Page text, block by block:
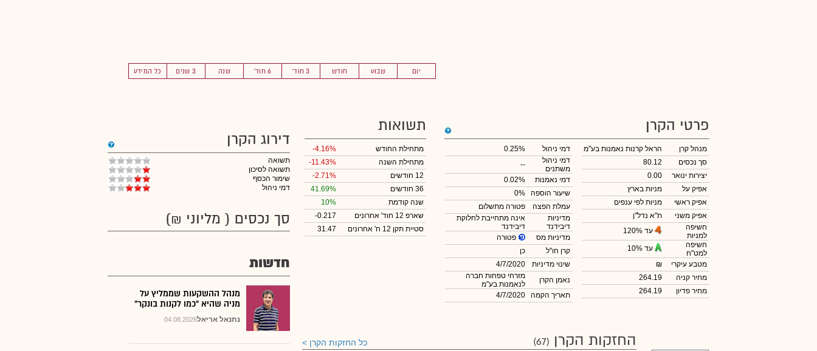
יום שבוע חודש 3 חוד' 6 חוד' שנה 3 שנים כל המידע
פרטי הקרן
מנהל קרן
הראל קרנות נאמנות בע"מ
סך נכסים
80.12
יצירות ינואר
0.00
אפיק על
מניות בארץ
אפיק ראשי
מניות לפי ענפים
אפיק משני
ת"א נדל"ן
חשיפה
למניות
עד 120%
חשיפה
למט"ח
עד 10%
מטבע עיקרי
₪
מחיר קניה
264.19
מחיר פדיון
264.19
דמי ניהול
0.25%
דמי ניהול
משתנים
--
דמי נאמנות
0.02%
שיעור הוספה
0%
עמלת הפצה
פטורה מתשלום
מדיניות
דיבידנד
אינה מתחייבת לחלוקת
דיבידנד
מדיניות מס
פטורה
קרן חו"ל
כן
שינוי מדיניות
4/7/2020
נאמן הקרן
מזרחי טפחות חברה
לנאמנות בע"מ
תאריך הקמה
4/7/2020
תשואות
מתחילת החודש
-4.16%
מתחילת השנה
-11.43%
12 חודשים
-2.71%
36 חודשים
41.69%
שנה קודמת
10%
שארפ 12 חוד' אחרונים
-0.217
סטיית תקן 12 ח' אחרונים
31.47
החזקות הקרן (67) כל החזקות הקרן
דירוג הקרן
תשואה
תשואה לסיכון
שימור הכסף
דמי ניהול
סך נכסים ( מליוני ₪)
חדשות
מנהל ההשקעות שממליץ על
מניה שהיא "כמו לקנות בונקר"
04.08.2026נתנאל אריאל